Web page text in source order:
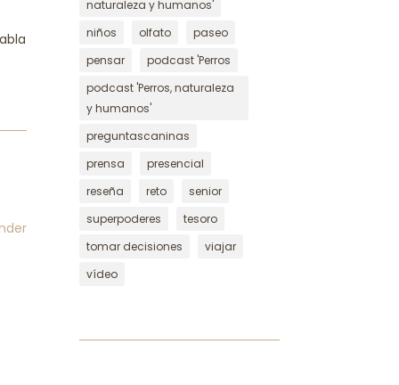
naturaleza y humanos'
niños
olfato
paseo
pensar
podcast 'Perros
podcast 'Perros, naturaleza
y humanos'
preguntascaninas
prensa
presencial
reseña
reto
senior
superpoderes
tesoro
tomar decisiones
viajar
vídeo